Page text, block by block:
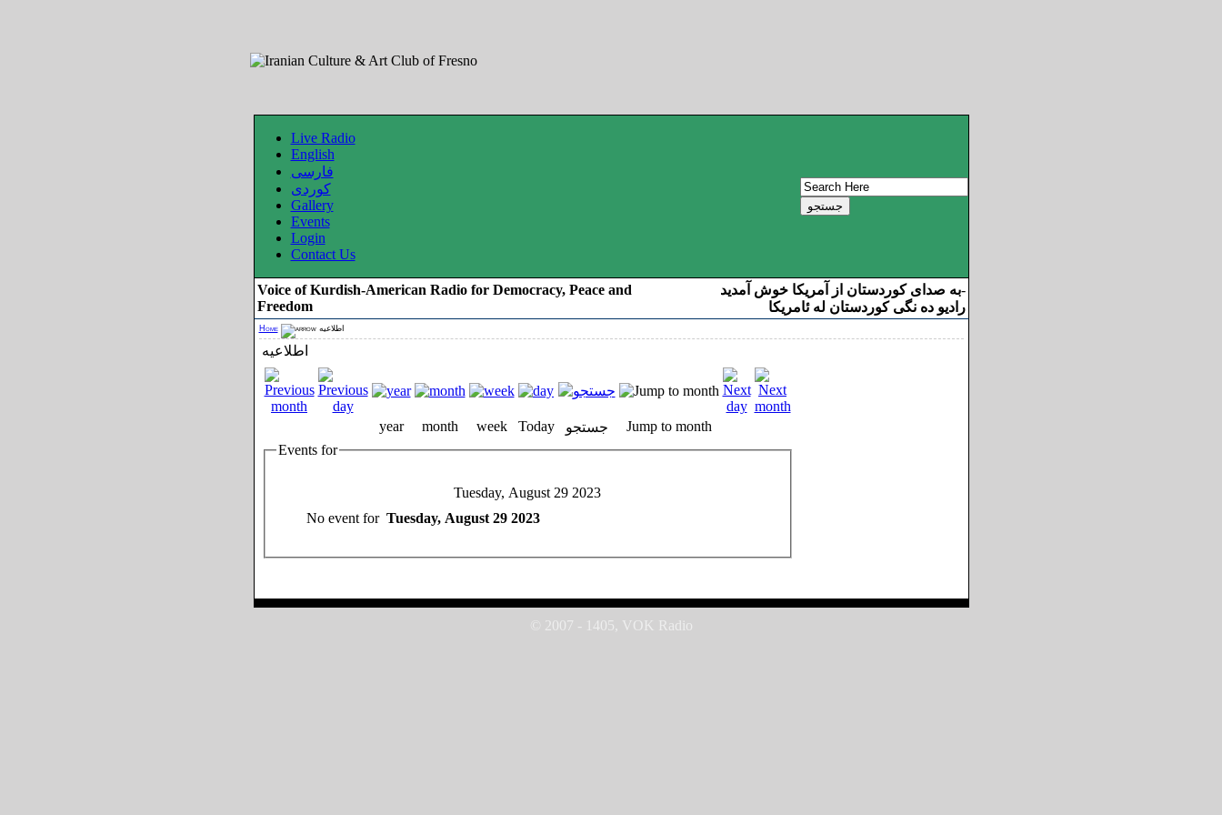
Live Radio
English
فارسی
کوردی
Gallery
Events
Login
Contact Us
به صدای کوردستان از آمریکا خوش آمدید-
رادیو ده نگی کوردستان له ئامریکا
Voice of Kurdish-American Radio for Democracy, Peace and
Freedom
Home اطلاعیه
اطلاعیه
year month week Today جستجو
Jump to month
Events for
Tuesday, August 29 2023
No event for Tuesday, August 29 2023
© 2007 - 1405, VOK Radio